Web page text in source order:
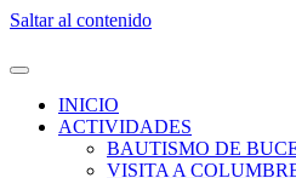
Saltar al contenido
INICIO
ACTIVIDADES
BAUTISMO DE
VISITA A